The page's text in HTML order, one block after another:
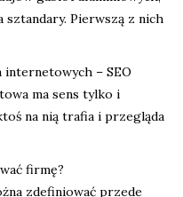
sztandary. Pierwszą z nich
– SEO
ma sens tylko i
na nią trafia i przegląda
firmę?
zdefiniować przede